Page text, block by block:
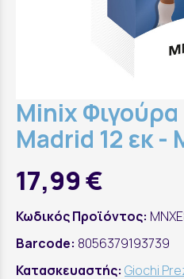
Minix
Madrid 12 εκ -
17,99 €
Κωδικός Προϊόντος:
Barcode: 8056379193739
Κατασκευαστής: Giochi